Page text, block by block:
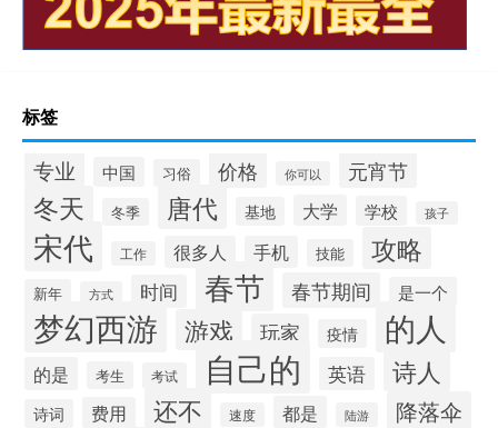
标签
专业 中国 习俗 价格 你可以 元宵节
冬天 冬季 唐代 基地 大学 学校 孩子
宋代 工作 很多人 手机 技能 攻略
新年 方式 时间 春节 春节期间 是一个
梦幻西游 游戏 玩家 疫情 的人
的是 考生 考试 自己的 英语 诗人
诗词 费用 还不 速度 都是 陆游 降落伞